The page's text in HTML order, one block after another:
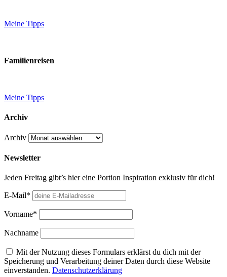
Meine Tipps
Familienreisen
Meine Tipps
Archiv
Archiv
Newsletter
Jeden Freitag gibt’s hier eine Portion Inspiration exklusiv für dich!
E-Mail*
Vorname*
Nachname
Mit der Nutzung dieses Formulars erklärst du dich mit der
Speicherung und Verarbeitung deiner Daten durch diese Website
einverstanden. Datenschutzerklärung